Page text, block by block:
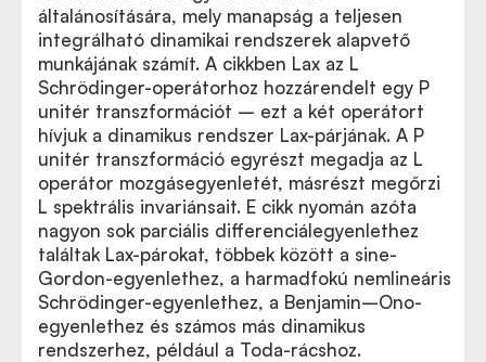
általánosítására, mely manapság a teljesen
integrálható dinamikai rendszerek alapvető
munkájának számít. A cikkben Lax az L
Schrödinger-operátorhoz hozzárendelt egy P
unitér transzformációt – ezt a két operátort
hívjuk a dinamikus rendszer Lax-párjának. A P
unitér transzformáció egyrészt megadja az L
operátor mozgásegyenletét, másrészt megőrzi
L spektrális invariánsait. E cikk nyomán azóta
nagyon sok parciális differenciálegyenlethez
találtak Lax-párokat, többek között a sine-
Gordon-egyenlethez, a harmadfokú nemlineáris
Schrödinger-egyenlethez, a Benjamin–Ono-
egyenlethez és számos más dinamikus
rendszerhez, például a Toda-rácshoz.